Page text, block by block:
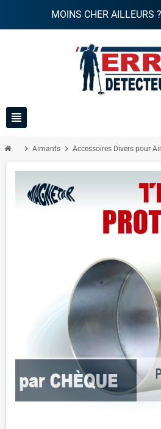
MOINS CHER AILLEURS ?
view_headline
chevron_right Aimants chevron_right Accessoires Divers pour